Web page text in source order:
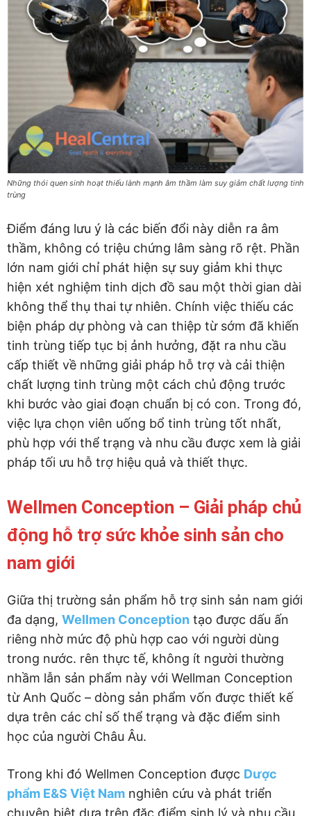
Những thói quen sinh hoạt thiếu lành mạnh âm thầm làm suy giảm chất lượng tinh
trùng
Điểm đáng lưu ý là các biến đổi này diễn ra âm
thầm, không có triệu chứng lâm sàng rõ rệt. Phần
lớn nam giới chỉ phát hiện sự suy giảm khi thực
hiện xét nghiệm tinh dịch đồ sau một thời gian dài
không thể thụ thai tự nhiên. Chính việc thiếu các
biện pháp dự phòng và can thiệp từ sớm đã khiến
tinh trùng tiếp tục bị ảnh hưởng, đặt ra nhu cầu
cấp thiết về những giải pháp hỗ trợ và cải thiện
chất lượng tinh trùng một cách chủ động trước
khi bước vào giai đoạn chuẩn bị có con. Trong đó,
việc lựa chọn viên uống bổ tinh trùng tốt nhất,
phù hợp với thể trạng và nhu cầu được xem là giải
pháp tối ưu hỗ trợ hiệu quả và thiết thực.
Wellmen Conception – Giải pháp chủ
động hỗ trợ sức khỏe sinh sản cho
nam giới
Giữa thị trường sản phẩm hỗ trợ sinh sản nam giới
đa dạng, Wellmen Conception tạo được dấu ấn
riêng nhờ mức độ phù hợp cao với người dùng
trong nước. rên thực tế, không ít người thường
nhầm lẫn sản phẩm này với Wellman Conception
từ Anh Quốc – dòng sản phẩm vốn được thiết kế
dựa trên các chỉ số thể trạng và đặc điểm sinh
học của người Châu Âu.
Trong khi đó Wellmen Conception được Dược
phẩm E&S Việt Nam nghiên cứu và phát triển
chuyên biệt dựa trên đặc điểm sinh lý và nhu cầu